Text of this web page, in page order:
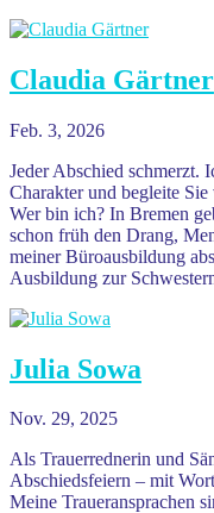
Claudia Gärtner
Feb. 3, 2026
Jeder Abschied schmerzt.
Charakter und begleite
Wer bin ich? In Bremen
schon früh den Drang,
meiner Büroausbildung
Ausbildung zur
Julia Sowa
Nov. 29, 2025
Als Trauerrednerin und
Abschiedsfeiern – mit
Meine Traueransprachen